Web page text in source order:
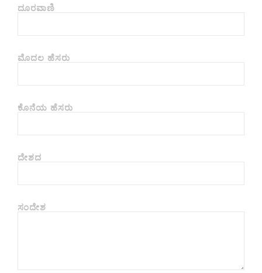
ದೂರವಾಣಿ
ಮೊದಲ ಹೆಸರು
ಕೊನೆಯ ಹೆಸರು
ದೇಶದ
ಸಂದೇಶ